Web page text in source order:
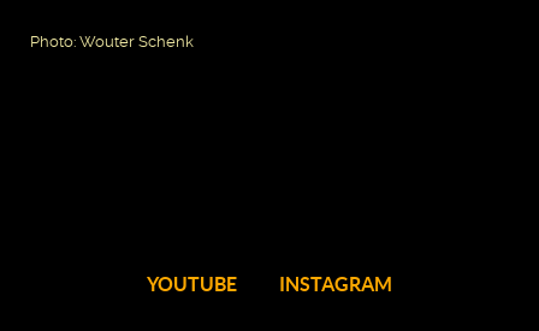
Photo: Wouter Schenk
YOUTUBE INSTAGRAM